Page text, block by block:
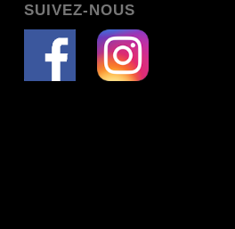
SUIVEZ-NOUS